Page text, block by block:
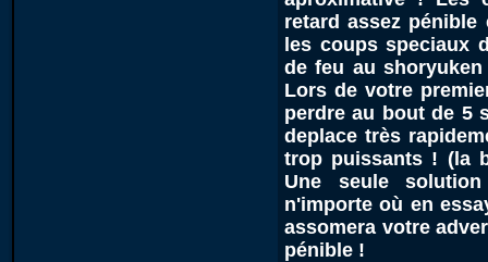
retard assez
les coups speciaux
de feu au
Lors de votre
perdre au bout de 5
deplace très
trop puissants ! (la
Une seule
n'importe où en
assomera votre
pénible !